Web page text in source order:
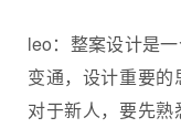
leo：整案设计是
变通，设计重要
对于新人，要先